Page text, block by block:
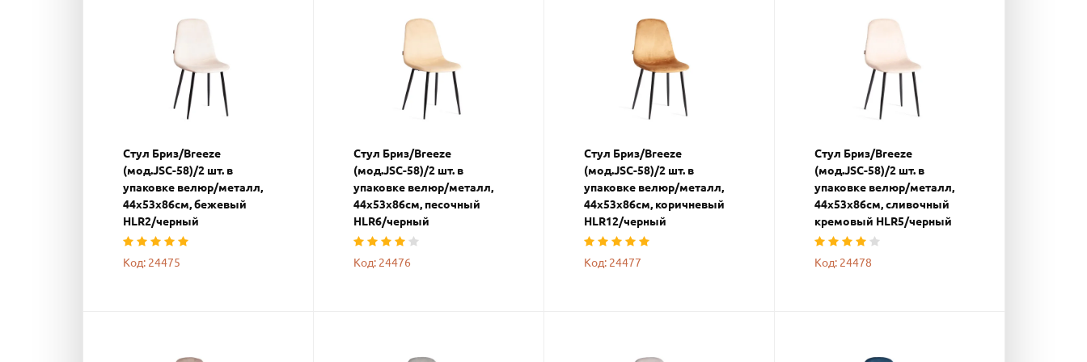
Стул Бриз/Breeze
(мод.JSC-58)/2 шт. в
упаковке велюр/металл,
44х53х86см, бежевый
HLR2/черный
Код: 24475
Стул Бриз/Breeze
(мод.JSC-58)/2 шт. в
упаковке велюр/металл,
44х53х86см, песочный
HLR6/черный
Код: 24476
Стул Бриз/Breeze
(мод.JSC-58)/2 шт. в
упаковке велюр/металл,
44х53х86см, коричневый
HLR12/черный
Код: 24477
Стул Бриз/Breeze
(мод.JSC-58)/2 шт. в
упаковке велюр/металл,
44х53х86см, сливочный
кремовый HLR5/черный
Код: 24478